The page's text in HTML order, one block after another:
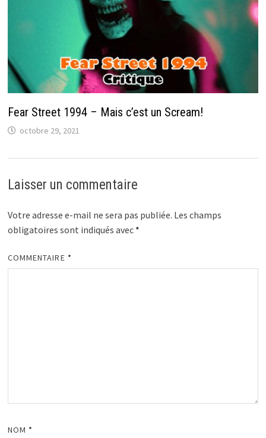
Fear Street 1994 – Mais c’est un Scream!
octobre 29, 2021
Laisser un commentaire
Votre adresse e-mail ne sera pas publiée. Les champs
obligatoires sont indiqués avec *
COMMENTAIRE *
NOM *